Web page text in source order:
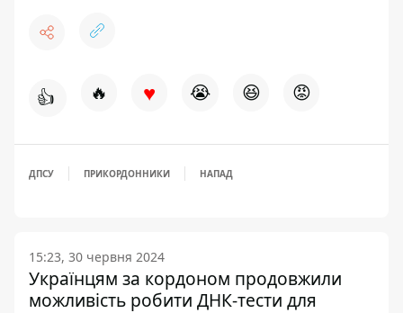
👍 🔥 ♥ 😭 😆 😡
ДПСУ ПРИКОРДОННИКИ НАПАД
15:23, 30 червня 2024
Українцям за кордоном продовжили
можливість робити ДНК-тести для